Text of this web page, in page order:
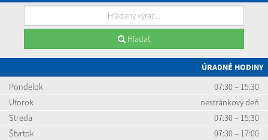
Hľadať
ÚRADNÉ HODINY
Pondelok
07:30 – 15:30
Utorok
nestránkový deň
Streda
07:30 – 15:30
Štvrtok
07:30 – 17:00